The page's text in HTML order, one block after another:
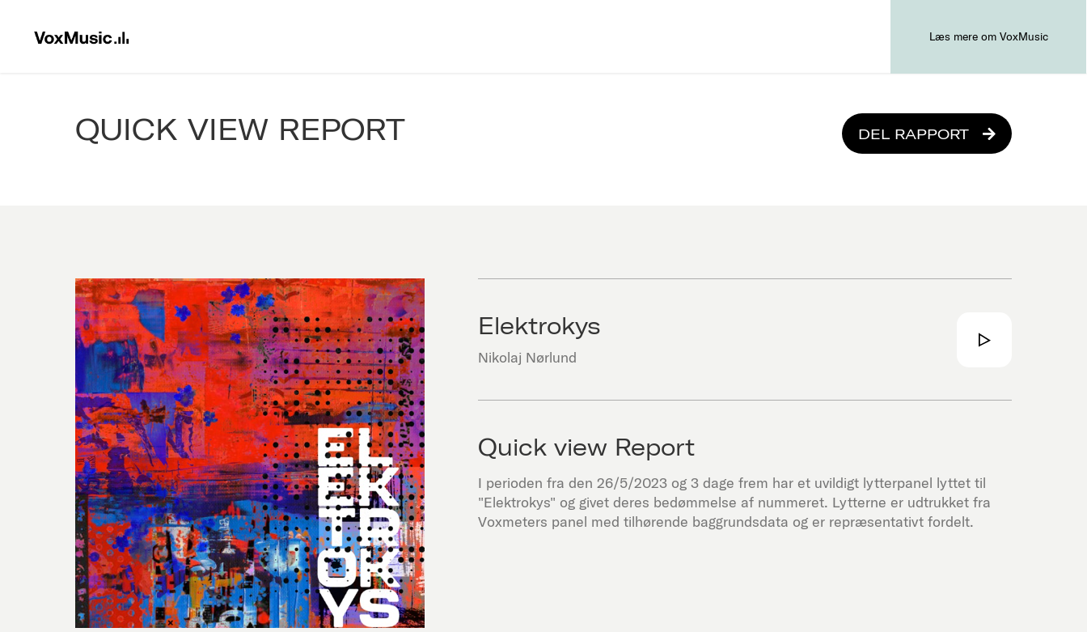
Læs mere om VoxMusic
QUICK VIEW REPORT DEL RAPPORT
Elektrokys
Nikolaj Nørlund
Quick view Report
I perioden fra den 26/5/2023 og 3 dage frem har et uvildigt lytterpanel lyttet til
"Elektrokys" og givet deres bedømmelse af nummeret. Lytterne er udtrukket fra
Voxmeters panel med tilhørende baggrundsdata og er repræsentativt fordelt.